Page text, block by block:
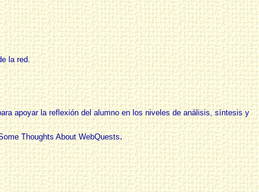
la red.
apoyar la reflexión del alumno en los niveles de análisis, síntesis y
Thoughts About WebQuests.